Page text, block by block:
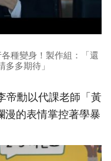
種變身！製作組：「還
多期待」
帝勳以代課老師「黃
漫的表情掌控著學暴